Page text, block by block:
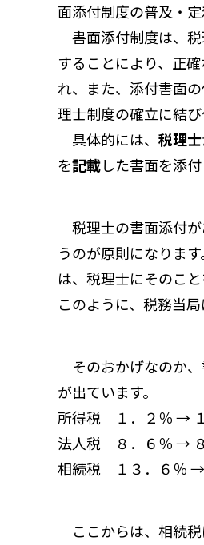
面添付制度の普及・
書面添付制度は、
することにより、正
れ、また、添付書面
理士制度の確立に結
具体的には、 税理士
を記載した書面を添付
税理士の書面添付
うのが原則になりま
は、税理士にそのこ
このように、税務当
そのおかげなのか
が出ています。
所得税 １．２％ →
法人税 ８．６％ →
相続税 １３．６％ →
ここからは、相続